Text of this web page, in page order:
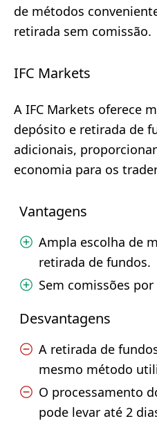
de métodos
retirada sem comissão.
IFC Markets
A IFC Markets oferece
depósito e retirada de
adicionais,
economia para os
Vantagens
Ampla escolha de
retirada de fundos.
Sem comissões
Desvantagens
A retirada de
mesmo método
O processamento
pode levar até 2